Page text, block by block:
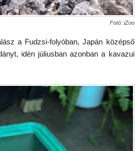
Fotó: iZoo
a Fudzsi-folyóban, Japán középső
idén júliusban azonban a kavazui